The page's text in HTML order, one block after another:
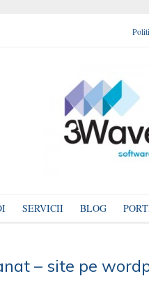
SERVICII BLOG
– site pe